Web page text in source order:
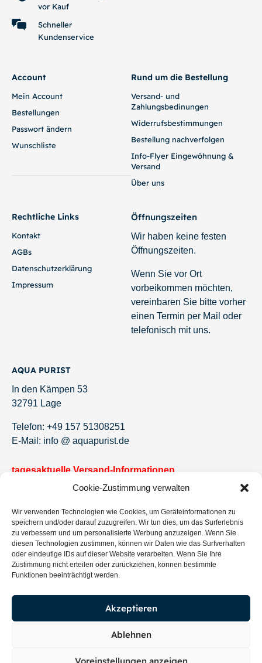
Cookie-Zustimmung verwalten
Wir verwenden Technologien wie Cookies, um Geräteinformationen zu
speichern und/oder darauf zuzugreifen. Wir tun dies, um das Surferlebnis
zu verbessern und um personalisierte Werbung anzuzeigen. Wenn Sie
diesen Technologien zustimmen, können wir Daten wie das Surfverhalten
oder eindeutige IDs auf dieser Website verarbeiten. Wenn Sie Ihre
Zustimmung nicht erteilen oder zurückziehen, können bestimmte
Funktionen beeinträchtigt werden.
Akzeptieren
Ablehnen
Voreinstellungen anzeigen
vor Kauf
Schneller
Kundenservice
Account
Mein Account
Bestellungen
Passwort ändern
Wunschliste
Rund um die Bestellung
Versand- und
Zahlungsbedinungen
Widerrufsbestimmungen
Bestellung nachverfolgen
Info-Flyer Eingewöhnung &
Versand
Über uns
Rechtliche Links
Kontakt
AGBs
Datenschutzerklärung
Impressum
Öffnungszeiten
Wir haben keine festen
Öffnungszeiten.
Wenn Sie vor Ort
vorbeikommen möchten,
vereinbaren Sie bitte vorher
einen Termin per Mail oder
telefonisch mit uns.
AQUA PURIST
In den Kämpen 53
32791 Lage
Telefon: +49 157 51308251
E-Mail: info @ aquapurist.de
tagesaktuelle Versand-Informationen
Jetzt eintragen und keine Angebote und Neuigkeiten
mehr verpassen.